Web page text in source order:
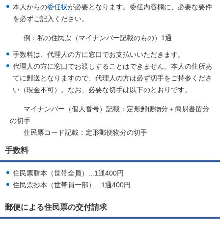
本人からの委任状が必要となります。委任内容欄に、必要な要件
を必ずご記入ください。
例：私の住民票（マイナンバー記載のもの）1通
手数料は、代理人の方に窓口でお支払いいただきます。
代理人の方に窓口でお渡しすることはできません。本人の住所あ
てに郵送となりますので、代理人の方は必ず切手をご持参くださ
い（現金不可）。なお、必要な切手は以下のとおりです。
マイナンバー（個人番号）記載：定形郵便物分＋簡易書留分
の切手
住民票コード記載：定形郵便物分の切手
手数料
住民票謄本（世帯全員）...1通400円
住民票抄本（世帯員一部）...1通400円
郵便による住民票の交付請求